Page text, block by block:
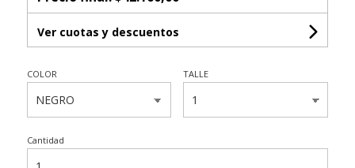
Ver cuotas y descuentos
COLOR TALLE
Cantidad